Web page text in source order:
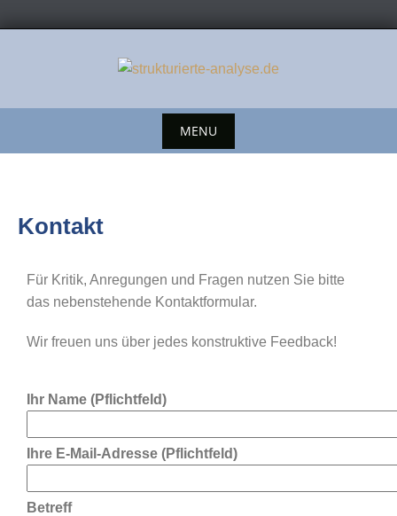
MENU
Kontakt
Für Kritik, Anregungen und Fragen nutzen Sie bitte
das nebenstehende Kontaktformular.
Wir freuen uns über jedes konstruktive Feedback!
Ihr Name (Pflichtfeld)
Ihre E-Mail-Adresse (Pflichtfeld)
Betreff